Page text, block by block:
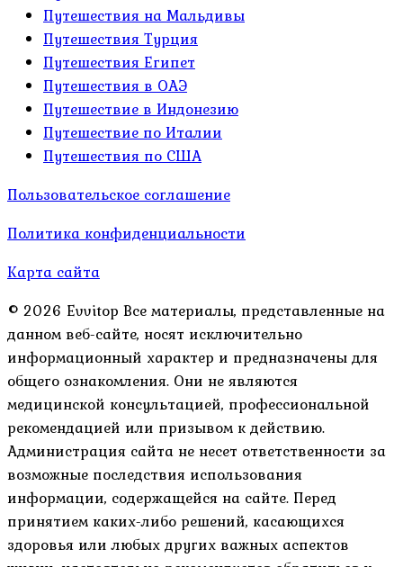
Путешествия на Мальдивы
Путешествия Турция
Путешествия Египет
Путешествия в ОАЭ
Путешествие в Индонезию
Путешествие по Италии
Путешествия по США
Пользовательское соглашение
Политика конфиденциальности
Карта сайта
© 2026 Evvitop Все материалы, представленные на
данном веб-сайте, носят исключительно
информационный характер и предназначены для
общего ознакомления. Они не являются
медицинской консультацией, профессиональной
рекомендацией или призывом к действию.
Администрация сайта не несет ответственности за
возможные последствия использования
информации, содержащейся на сайте. Перед
принятием каких-либо решений, касающихся
здоровья или любых других важных аспектов